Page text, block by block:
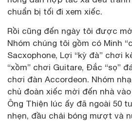
chuẩn bị tối đi xem xiếc.
Rồi cũng đến ngày tôi được
Nhóm chúng tôi gồm có Minh
Sacxophone, Lợi “kỳ đà” chơi
“xồm” chơi Guitare, Đắc “sọ”
chơi đàn Accordeon. Nhóm
chủ đoàn xiếc mời đến nhà
Ông Thiện lúc ấy đã ngoài 50
nhẹn, đầu chải bóng mượt và